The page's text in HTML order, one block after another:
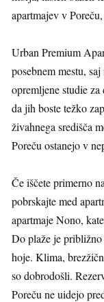
apartmajev v
Urban Premium
posebnem mestu,
opremljene studie za
da jih boste težko
živahnega središča
Poreču ostanejo v
Če iščete primerno
pobrskajte med
apartmaje Nono,
Do plaže je približno
hoje. Klima,
so dobrodošli.
Poreču ne uidejo